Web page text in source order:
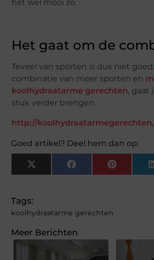
het wel mooi zo.
Het gaat om de
Teveel van sporten is dus niet
combinatie van meer sporten en
koolhydraatarme gerechten, gaat
stuk verder brengen.
http://
Goed artikel? Deel hem dan op:
X
(Twitter)
Facebook
Tags:
koolhydraatarme gerechten
Meer Berichten